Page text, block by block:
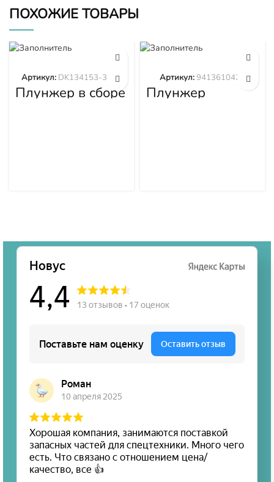
ПОХОЖИЕ ТОВАРЫ
Плунжер в сборе
DK134153-3520
Артикул: DK134153-3520
Плунжер
9413610423
Артикул:9413610423